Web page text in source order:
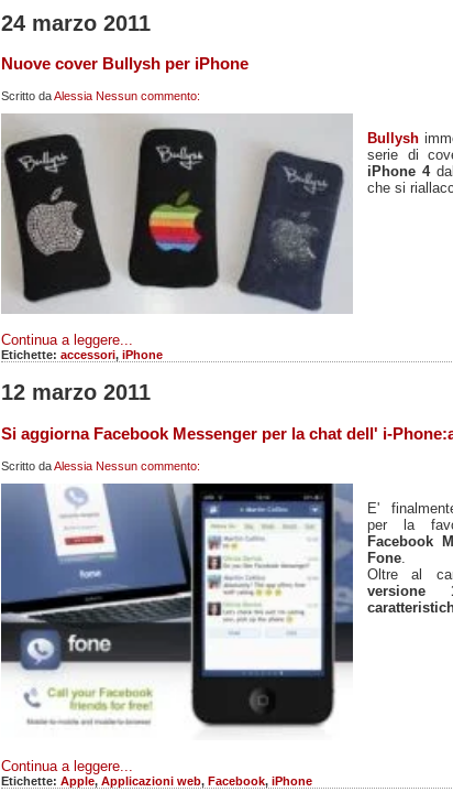
24 marzo 2011
Nuove cover Bullysh per iPhone
Scritto daAlessia Nessun commento:
Bullysh
serie di
iPhone 4
che si
Continua a leggere...
Etichette: accessori, iPhone
12 marzo 2011
Si aggiorna Facebook Messenger per la chat dell' i-
Scritto daAlessia Nessun commento:
E'
per la
Facebook
Fone
Oltre al
versione
Continua a leggere...
Etichette: Apple, Applicazioni web, Facebook, iPhone